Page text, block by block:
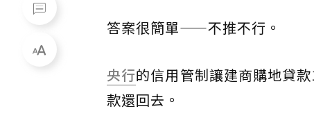
答案很簡單——不推不行。
央行的信用管制讓建商購地貸
款還回去。